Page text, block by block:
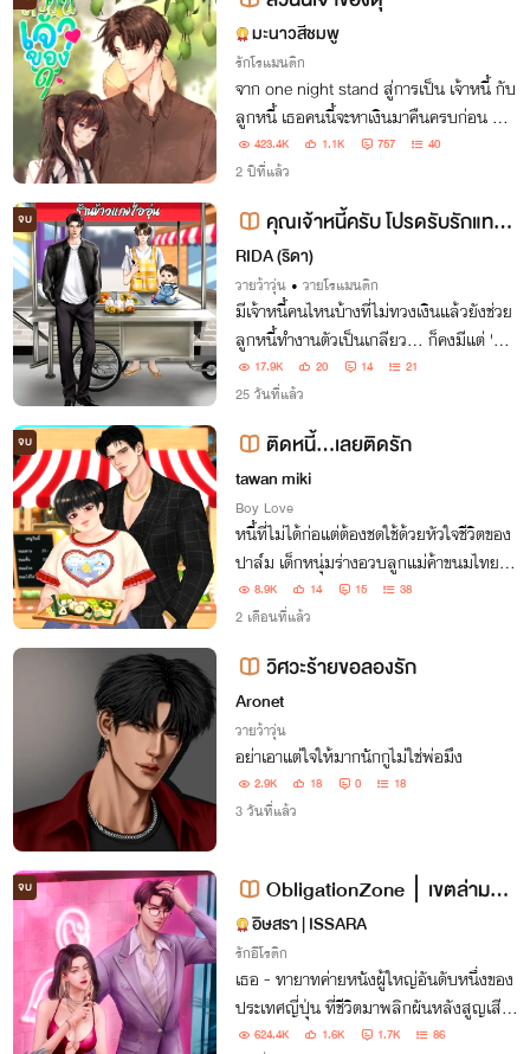
มะนาวสีชมพู
รักโรแมนติก
จาก one night stand สู่การเป็น เจ้าหนี้ กับ
ลูกหนี้ เธอคนนี้จะหาเงินมาคืนครบก่อน หรื
อ ตกเล่ห์หลุมพรางของเขาเสียก่อน
423.4K 1.1K 757 40
2 ปีที่แล้ว
จบ
คุณเจ้าหนี้ครับ โปรดรับรักแทนด
อกเบี้ย [END]
RIDA (ริดา)
วายว้าวุ่น • วายโรแมนติก
มีเจ้าหนี้คนไหนบ้างที่ไม่ทวงเงินแล้วยังช่วย
ลูกหนี้ทำงานตัวเป็นเกลียว... ก็คงมีแต่ 'คุณ
ไทม์' ลูกชายคนเดียวของเจ้าสัวธัชชัยที่ใคร ๆ
ก็ว่าโหดนักหนานั่นแหละ
17.9K 20 14 21
25 วันที่แล้ว
จบ ติดหนี้…เลยติดรัก
tawan miki
Boy Love
หนี้ที่ไม่ได้ก่อแต่ต้องชดใช้ด้วยหัวใจชีวิตของ
ปาล์ม เด็กหนุ่มร่างอวบลูกแม่ค้าขนมไทย ต้
องพังทลายเพราะหนี้พนันที่พ่อทิ้งไว้ และค
นที่เข้ามาทวงทุกอย่างคือเสี่ยธีร์เจ้าหนี้ผู้ทรง
8.9K 14 15 38
2 เดือนที่แล้ว
วิศวะร้ายขอลองรัก
Aronet
วายว้าวุ่น
อย่าเอาแต่ใจให้มากนักกูไม่ใช่พ่อมึง
2.9K 18 0 18
3 วันที่แล้ว
จบ
ObligationZone ∣ เขตล่ามรัก
#ลาเดลมิกุ
อิษสรา | ISSARA
รักอีโรติก
เธอ - ทายาทค่ายหนังผู้ใหญ่อันดับหนึ่งของ
ประเทศญี่ปุ่น ที่ชีวิตมาพลิกผันหลังสูญเสีย
พ่อ เขา - ผู้ถือสัญญาการค้าและยังเป็นเจ้า
624.4K 1.6K 1.7K 86